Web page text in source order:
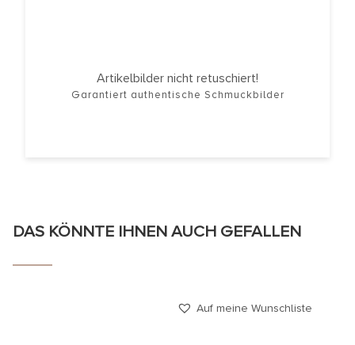
Artikelbilder nicht retuschiert!
Garantiert authentische Schmuckbilder
DAS KÖNNTE IHNEN AUCH GEFALLEN
Auf meine Wunschliste